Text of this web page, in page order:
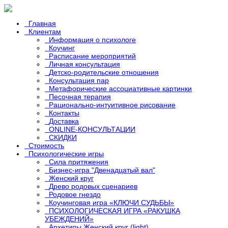
Главная
Клиентам
Информация о психологе
Коучинг
Расписание мероприятий
Личная консультация
Детско-родительские отношения
Консультация пар
Метафорические ассоциативные картинки
Песочная терапия
Рационально-интуитивное рисование
Контакты
Доставка
ONLINE-КОНСУЛЬТАЦИИ
СКИДКИ
Стоимость
Психологические игры
Сила притяжения
Бизнес-игра "Двенадцатый вал"
Женский круг
Древо родовых сценариев
Родовое гнездо
Коучинговая игра «КЛЮЧИ СУДЬБЫ»
ПСИХОЛОГИЧЕСКАЯ ИГРА «РАКУШКА
УБЕЖДЕНИЙ»